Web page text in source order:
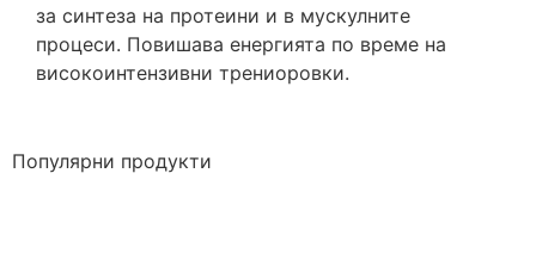
за синтеза на протеини и в мускулните
процеси. Повишава енергията по време на
високоинтензивни трениоровки.
Популярни продукти